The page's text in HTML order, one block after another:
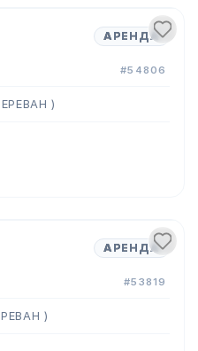
АРЕНДА
#54806
)
АРЕНДА
#53819
)